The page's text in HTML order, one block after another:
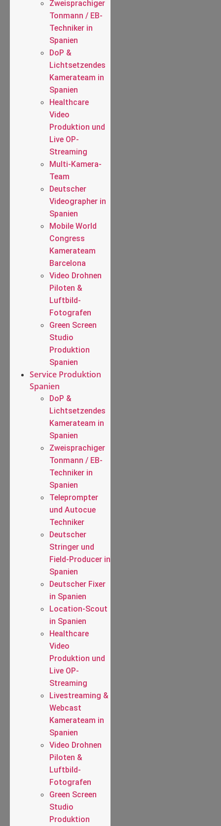
Zweisprachiger
Tonmann / EB-
Techniker in
Spanien
DoP &
Lichtsetzendes
Kamerateam in
Spanien
Healthcare
Video
Produktion und
Live OP-
Streaming
Multi-Kamera-
Team
Deutscher
Videographer in
Spanien
Mobile World
Congress
Kamerateam
Barcelona
Video Drohnen
Piloten &
Luftbild-
Fotografen
Green Screen
Studio
Produktion
Spanien
Service Produktion
Spanien
DoP &
Lichtsetzendes
Kamerateam in
Spanien
Zweisprachiger
Tonmann / EB-
Techniker in
Spanien
Teleprompter
und Autocue
Techniker
Deutscher
Stringer und
Field-Producer in
Spanien
Deutscher Fixer
in Spanien
Location-Scout
in Spanien
Healthcare
Video
Produktion und
Live OP-
Streaming
Livestreaming &
Webcast
Kamerateam in
Spanien
Video Drohnen
Piloten &
Luftbild-
Fotografen
Green Screen
Studio
Produktion